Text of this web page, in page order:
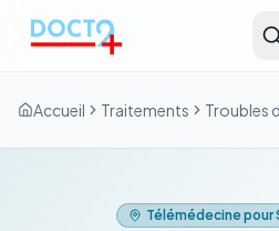
Accueil Traitements Troubles
Télémédecine pour